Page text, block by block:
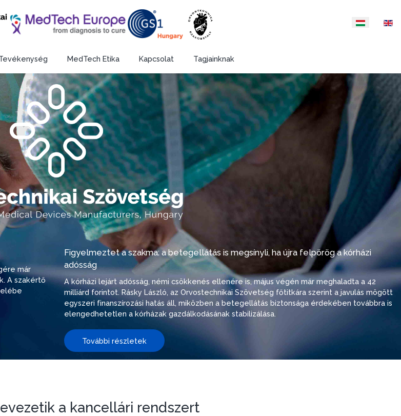
Válasszon nyelvet
MedTech Etika Kapcsolat Tagjainknak
már
A szakértő
Figyelmeztet a szakma: a betegellátás is megsínyli, ha újra felpörög a kórházi
adósság
A kórházi lejárt adósság, némi csökkenés ellenére is, május végén már meghaladta a 42
milliárd forintot. Rásky László, az Orvostechnikai Szövetség főtitkára szerint a javulás mögött
egyszeri finanszírozási hatás áll, miközben a betegellátás biztonsága érdekében továbbra is
elengedhetetlen a kórházak gazdálkodásának stabilizálása.
További részletek
a kancellári rendszert